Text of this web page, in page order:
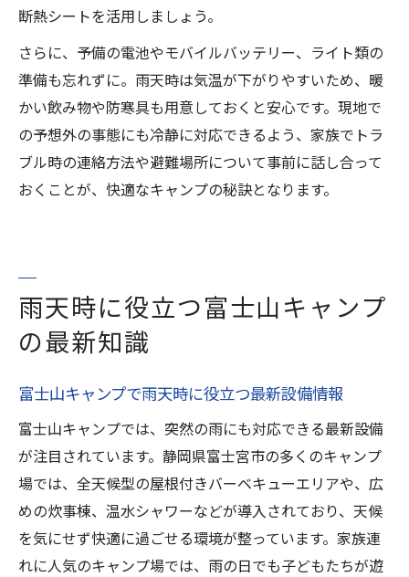
断熱シートを活用しましょう。
さらに、予備の電池やモバイルバッテリー、ライト類の
準備も忘れずに。雨天時は気温が下がりやすいため、暖
かい飲み物や防寒具も用意しておくと安心です。現地で
の予想外の事態にも冷静に対応できるよう、家族でトラ
ブル時の連絡方法や避難場所について事前に話し合って
おくことが、快適なキャンプの秘訣となります。
雨天時に役立つ富士山キャンプ
の最新知識
富士山キャンプで雨天時に役立つ最新設備情報
富士山キャンプでは、突然の雨にも対応できる最新設備
が注目されています。静岡県富士宮市の多くのキャンプ
場では、全天候型の屋根付きバーベキューエリアや、広
めの炊事棟、温水シャワーなどが導入されており、天候
を気にせず快適に過ごせる環境が整っています。家族連
れに人気のキャンプ場では、雨の日でも子どもたちが遊